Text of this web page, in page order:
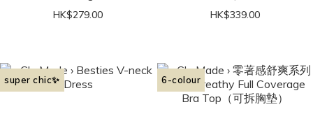
HK$279.00
HK$339.00
super chic✨ 6-colour